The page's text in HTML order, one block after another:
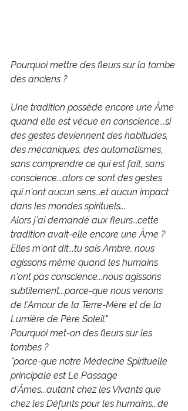
Pourquoi mettre des fleurs sur la tombe
des anciens ?
Une tradition possède encore une Âme
quand elle est vécue en conscience...si
des gestes deviennent des habitudes,
des mécaniques, des automatismes,
sans comprendre ce qui est fait, sans
conscience...alors ce sont des gestes
qui n'ont aucun sens...et aucun impact
dans les mondes spirituels...
Alors j'ai demandé aux fleurs...cette
tradition avait-elle encore une Âme ?
Elles m'ont dit...tu sais Ambre, nous
agissons même quand les humains
n'ont pas conscience...nous agissons
subtilement...parce-que nous venons
de l'Amour de la Terre-Mère et de la
Lumière de Père Soleil."
Pourquoi met-on des fleurs sur les
tombes ?
"parce-que notre Médecine Spirituelle
principale est Le Passage
d'Âmes...autant chez les Vivants que
chez les Défunts pour les humains...de